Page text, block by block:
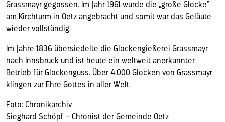
Grassmayr gegossen. Im Jahr 1961 wurde die „große Glocke“
am Kirchturm in Oetz angebracht und somit war das Geläute
wieder vollständig.
Im Jahre 1836 übersiedelte die Glockengießerei Grassmayr
nach Innsbruck und ist heute ein weltweit anerkannter
Betrieb für Glockenguss. Über 4.000 Glocken von Grassmayr
klingen zur Ehre Gottes in aller Welt.
Foto: Chronikarchiv
Sieghard Schöpf – Chronist der Gemeinde Oetz